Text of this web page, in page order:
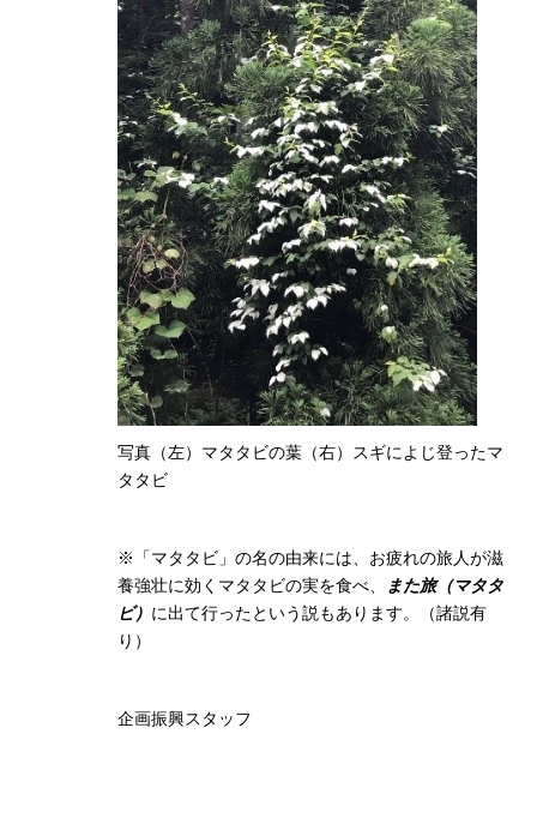
写真（左）マタタビの葉（右）スギによじ登ったマ
タタビ
※「マタタビ」の名の由来には、お疲れの旅人が滋
養強壮に効くマタタビの実を食べ、
また旅（マタタ
ビ） に出て行ったという説もあります。（諸説有
り）
企画振興スタッフ